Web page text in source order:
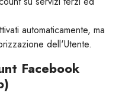
automaticamente, ma
dell'Utente.
Facebook